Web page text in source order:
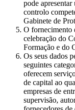
pode
controlo
Gabinete de
O fornecimento
celebração do
Formação e do
Os seus dados
seguintes
oferecem
de capital ao
empresas de
supervisão,